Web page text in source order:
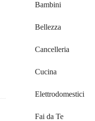
Bambini
Bellezza
Cancelleria
Cucina
Elettrodomestici
Fai da Te